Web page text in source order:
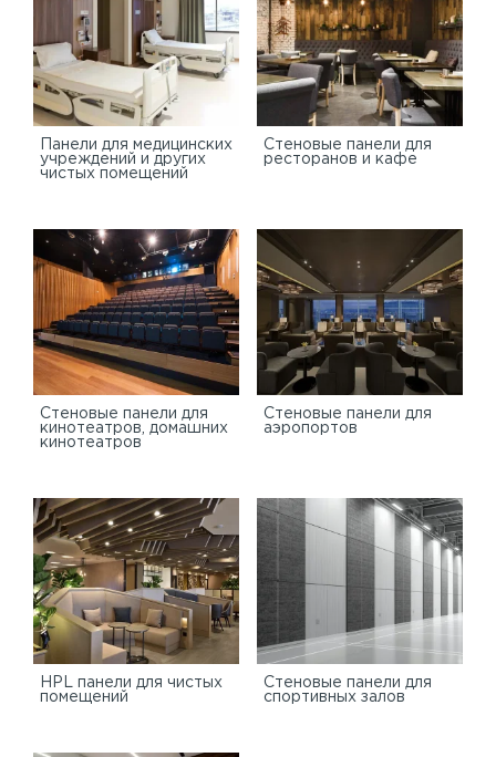
Панели для медицинских
учреждений и других
чистых помещений
Стеновые панели для
ресторанов и кафе
Стеновые панели для
кинотеатров, домашних
кинотеатров
Стеновые панели для
аэропортов
HPL панели для чистых
помещений
Стеновые панели для
спортивных залов